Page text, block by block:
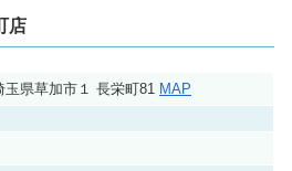
店
玉県草加市１ 長栄町81 MAP